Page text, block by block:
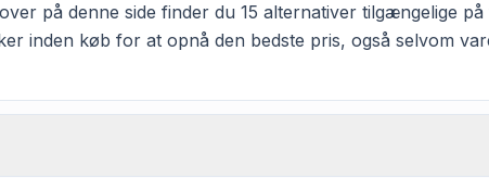
på denne side finder du 15 alternativer tilgængelige
inden køb for at opnå den bedste pris, også selvom